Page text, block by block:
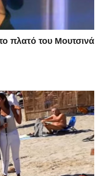
πλατό του Μουτσινά